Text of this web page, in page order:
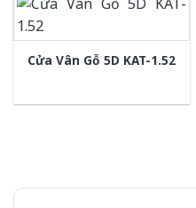
Cửa Vân Gỗ 5D KAT-1.52